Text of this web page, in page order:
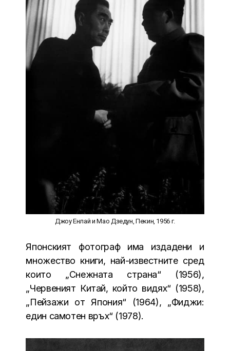
Джоу Енлай и Мао Дзедун, Пекин, 1956 г.
Японският фотограф има издадени и
множество книги, най-известните сред
които „Снежната страна“ (1956),
„Червеният Китай, който видях“ (1958),
„Пейзажи от Япония“ (1964), „Фиджи:
един самотен връх“ (1978).